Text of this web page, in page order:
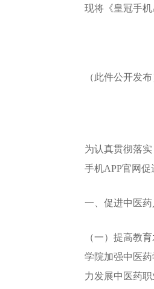
现将《皇冠手
（此件公开发布
为认真贯彻落
手机APP官网
一、促进中医
（一）提高教
学院加强中医
力发展中医药